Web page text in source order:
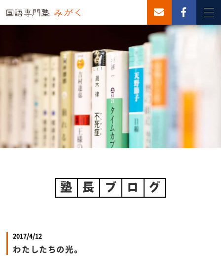
塾 長 ブ ロ グ
2017/4/12
わたしたちの光。